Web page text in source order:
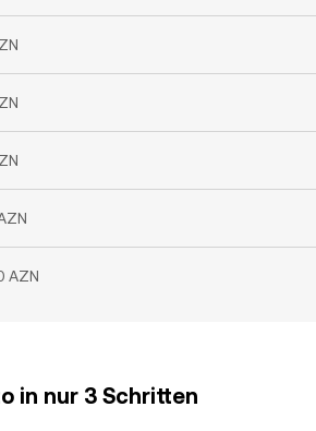
AZN
in nur 3 Schritten